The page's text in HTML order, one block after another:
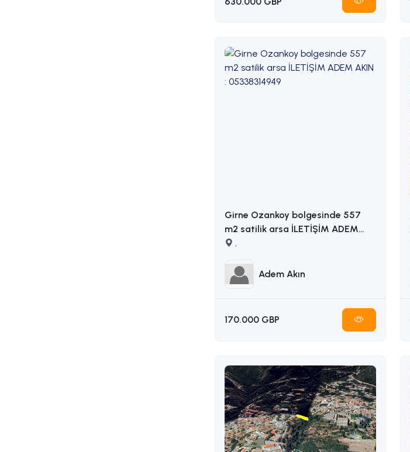
Girne Ozankoy bolgesinde 557
m2 satilik arsa İLETİŞİM ADEM
AKIN : 05338314949
,
Adem Akın
170.000 GBP